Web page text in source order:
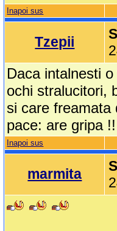
Inapoi sus
Tzepii
Daca intalnesti
ochi stralucitori,
si care freamata
pace: are gripa !!
Inapoi sus
marmita